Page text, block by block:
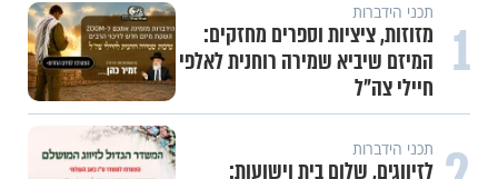
1 תכני הידברות
מזוזות, ציציות וספרים מחזקים:
המיזם שיביא שמירה רוחנית לאלפי
חיילי צה"ל
תכני הידברות
לזיווגים, שלום בית וישועות: